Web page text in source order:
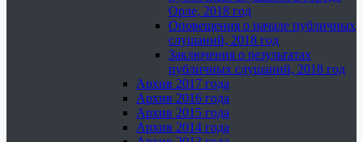
Орле, 2018 год
Оповещения о начале публичных
слушаний, 2018 год
Заключения о результатах
публичных слушаний, 2018 год
Архив 2017 года
Архив 2016 года
Архив 2015 года
Архив 2014 года